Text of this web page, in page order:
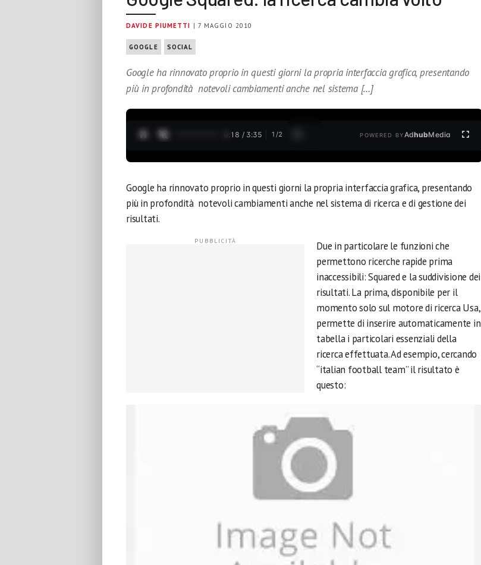
DAVIDE PIUMETTI | 7 MAGGIO 2010
GOOGLE SOCIAL
Google ha rinnovato proprio in questi giorni la propria interfaccia grafica, presentando
più in profondità notevoli cambiamenti anche nel sistema […]
0:19 / 3:35 1 /2 POWERED BYAdhubMedia
Google ha rinnovato proprio in questi giorni la propria interfaccia grafica, presentando
più in profondità notevoli cambiamenti anche nel sistema di ricerca e di gestione dei
risultati.
Due in particolare le funzioni che
permettono ricerche rapide prima
inaccessibili: Squared e la suddivisione dei
risultati. La prima, disponibile per il
momento solo sul motore di ricerca Usa,
permette di inserire automaticamente in
tabella i particolari essenziali della
ricerca effettuata. Ad esempio, cercando
“italian football team” il risultato è
questo: